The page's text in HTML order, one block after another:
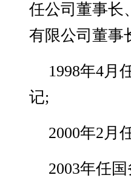
任公司董事长
有限公司董事
1998年4月
记;
2000年2月
2003年任